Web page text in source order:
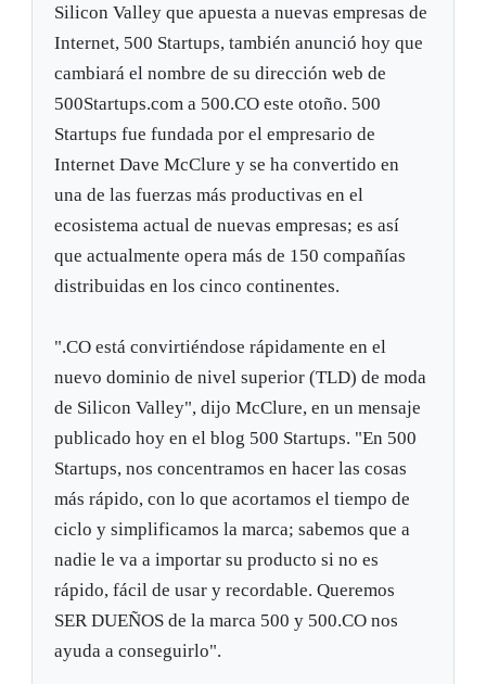
Silicon Valley que apuesta a nuevas empresas de
Internet, 500 Startups, también anunció hoy que
cambiará el nombre de su dirección web de
500Startups.com a 500.CO este otoño. 500
Startups fue fundada por el empresario de
Internet Dave McClure y se ha convertido en
una de las fuerzas más productivas en el
ecosistema actual de nuevas empresas; es así
que actualmente opera más de 150 compañías
distribuidas en los cinco continentes.
".CO está convirtiéndose rápidamente en el
nuevo dominio de nivel superior (TLD) de moda
de Silicon Valley", dijo McClure, en un mensaje
publicado hoy en el blog 500 Startups. "En 500
Startups, nos concentramos en hacer las cosas
más rápido, con lo que acortamos el tiempo de
ciclo y simplificamos la marca; sabemos que a
nadie le va a importar su producto si no es
rápido, fácil de usar y recordable. Queremos
SER DUEÑOS de la marca 500 y 500.CO nos
ayuda a conseguirlo".